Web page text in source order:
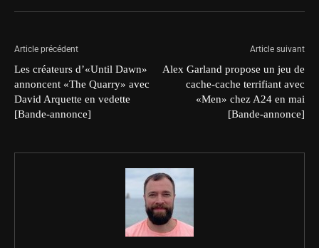
Article précédent
Les créateurs d’«Until Dawn»
annoncent «The Quarry» avec
David Arquette en vedette
[Bande-annonce]
Article suivant
Alex Garland propose un jeu de
cache-cache terrifiant avec
«Men» chez A24 en mai
[Bande-annonce]